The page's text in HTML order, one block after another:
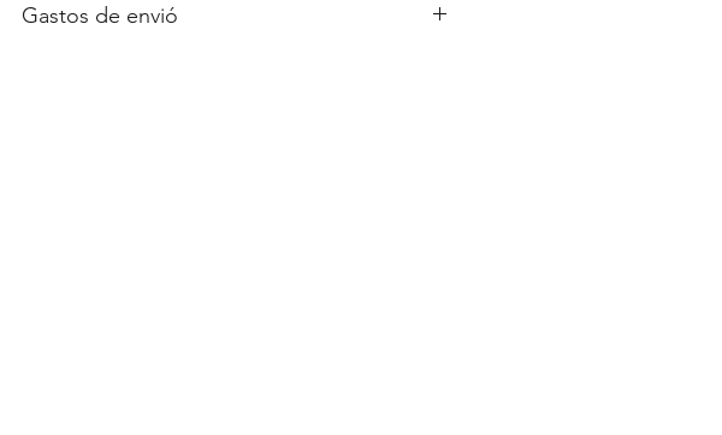
Gastos de envió